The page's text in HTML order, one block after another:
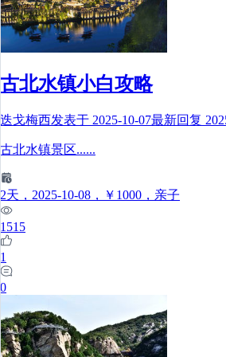
古北水镇小白攻略
迭戈梅西发表于 2025-10-07最新回复
古北水镇景区......
2天 ，2025-10-08 ，￥1000 ，亲子
1515
1
0